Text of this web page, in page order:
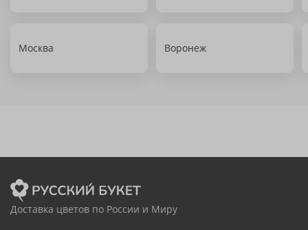
Москва Воронеж
Доставка цветов по России и Миру